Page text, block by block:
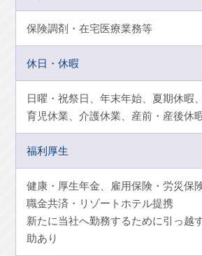
保険調剤・在宅医療業務等
休日・休暇
日曜・祝祭日、年末年始、夏期休暇
育児休業、介護休業、産前・産後休
福利厚生
健康・厚生年金、雇用保険・労災保
職金共済・リゾートホテル提携
新たに当社へ勤務するために引っ越
助あり